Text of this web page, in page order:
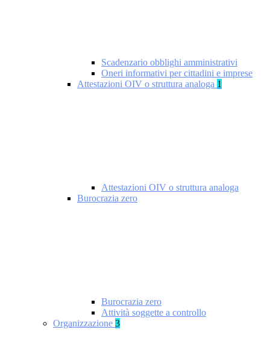
Scadenzario obblighi amministrativi
Oneri informativi per cittadini e imprese
Attestazioni OIV o struttura analoga 1
Attestazioni OIV o struttura analoga
Burocrazia zero
Burocrazia zero
Attività soggette a controllo
Organizzazione 3